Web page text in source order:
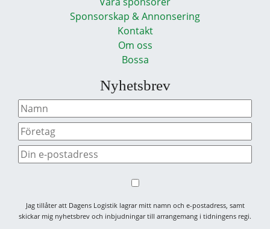
Sponsorskap & Annonsering
Kontakt
Om oss
Bossa
Nyhetsbrev
Jag tillåter att Dagens Logistik lagrar mitt namn och e-postadress, samt
skickar mig nyhetsbrev och inbjudningar till arrangemang i tidningens regi.